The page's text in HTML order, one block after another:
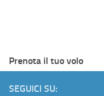
Prenota il tuo volo
SEGUICI SU: